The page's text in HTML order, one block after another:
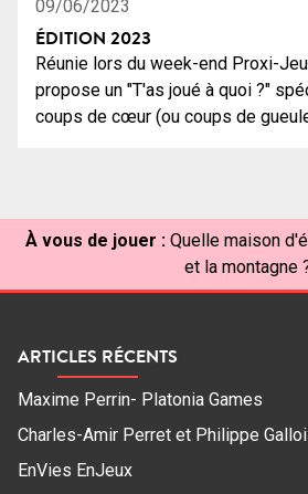
09/06/2023
ÉDITION 2023
Réunie lors du week-end Proxi-
propose un "T'as joué à quoi ?"
coups de cœur (ou coups de
À vous de jouer : Quelle maison
et la montagne
ARTICLES RÉCENTS
Maxime Perrin- Platonia Games
Charles-Amir Perret et Philippe
EnVies EnJeux